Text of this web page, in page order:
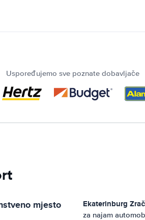
Uspoređujemo sve poznate dobavljače
mjesto
Ekaterinburg
za najam